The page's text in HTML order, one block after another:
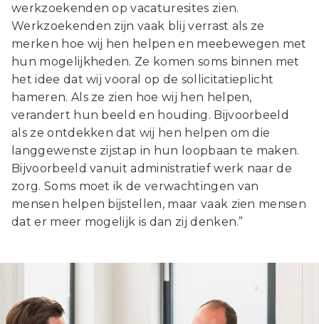
werkzoekenden op vacaturesites zien.
Werkzoekenden zijn vaak blij verrast als ze
merken hoe wij hen helpen en meebewegen met
hun mogelijkheden. Ze komen soms binnen met
het idee dat wij vooral op de sollicitatieplicht
hameren. Als ze zien hoe wij hen helpen,
verandert hun beeld en houding. Bijvoorbeeld
als ze ontdekken dat wij hen helpen om die
langgewenste zijstap in hun loopbaan te maken.
Bijvoorbeeld vanuit administratief werk naar de
zorg. Soms moet ik de verwachtingen van
mensen helpen bijstellen, maar vaak zien mensen
dat er meer mogelijk is dan zij denken.”